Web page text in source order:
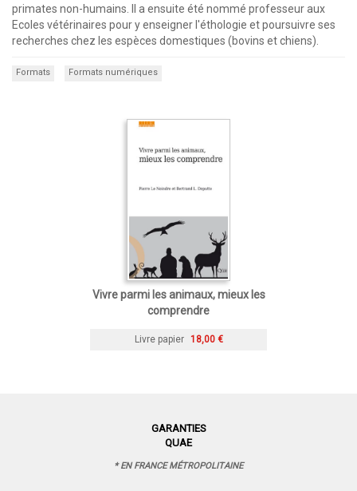
primates non-humains. Il a ensuite été nommé professeur aux
Ecoles vétérinaires pour y enseigner l'éthologie et poursuivre ses
recherches chez les espèces domestiques (bovins et chiens).
Formats Formats numériques
Vivre parmi les animaux, mieux les
comprendre
Livre papier 18,00 €
GARANTIES
QUAE
* EN FRANCE MÉTROPOLITAINE